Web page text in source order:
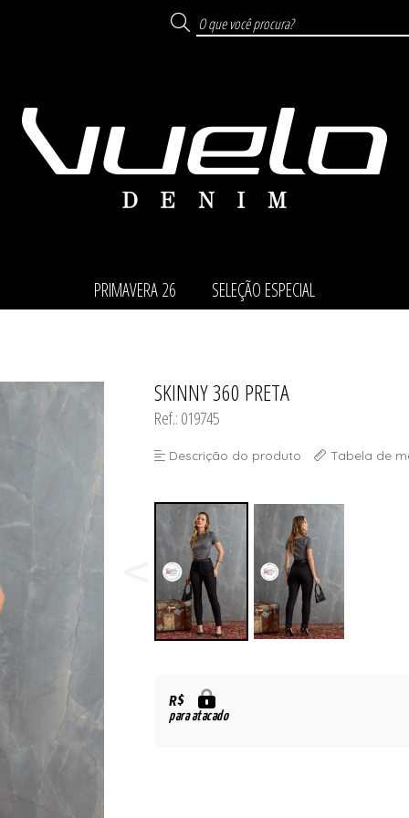
PRIMAVERA 26 SELEÇÃO ESPECIAL
SKINNY 360 PRETA
Ref.: 019745
Descrição do produto Tabela de
R$
para atacado